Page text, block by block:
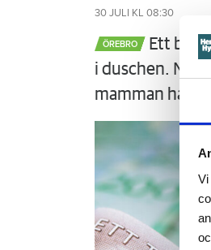
30 JULI KL 08:30
ÖREBRO
Ett
i duschen. När
mamman ha